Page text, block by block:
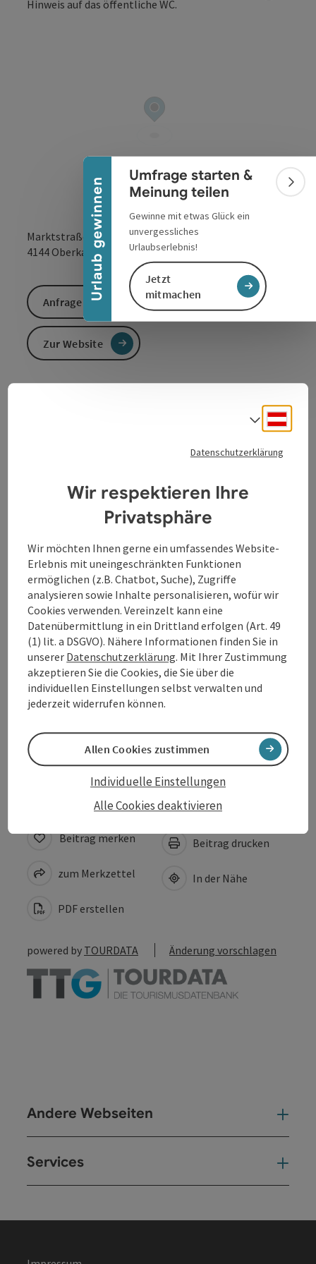
Urlaub gewinnen
Banner einklappen
Umfrage starten &
Meinung teilen
Gewinne mit etwas Glück ein
unvergessliches
Urlaubserlebnis!
Jetzt
mitmachen
Marktstraße 4
4144Oberkappel
Marktgemeindeamtes in Oberkappel.
Öffnungszeiten
Anreise/Lage
Preise
Eignung
Barrierefreiheit
Anfrage senden
Zur Website
Beitrag merken
zum Merkzettel
PDF erstellen
Beitrag drucken
In der Nähe
powered by TOURDATA Änderung vorschlagen
Andere Webseiten
Services
Datenschutzerklärung
Wir respektieren Ihre
Privatsphäre
Wir möchten Ihnen gerne ein umfassendes Website-
Erlebnis mit uneingeschränkten Funktionen
ermöglichen (z.B. Chatbot, Suche), Zugriffe
analysieren sowie Inhalte personalisieren, wofür wir
Cookies verwenden. Vereinzelt kann eine
Datenübermittlung in ein Drittland erfolgen (Art. 49
(1) lit. a DSGVO). Nähere Informationen finden Sie in
unserer Datenschutzerklärung. Mit Ihrer Zustimmung
akzeptieren Sie die Cookies, die Sie über die
individuellen Einstellungen selbst verwalten und
jederzeit widerrufen können.
Alle Cookies deaktivieren
Individuelle Einstellungen
Allen Cookies zustimmen